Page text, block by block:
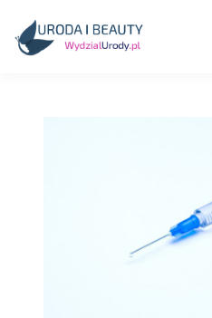
content